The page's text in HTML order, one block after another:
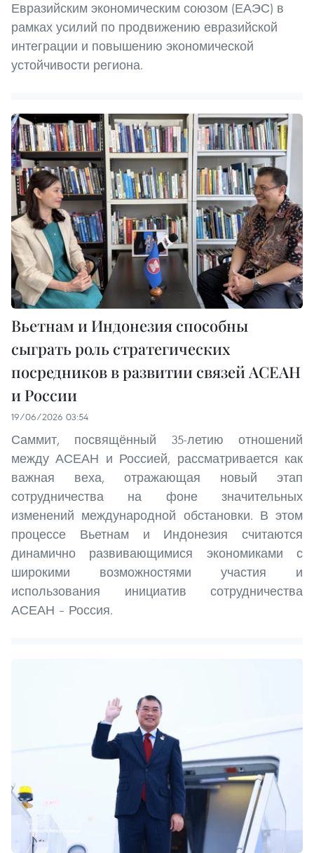
Евразийским экономическим союзом (ЕАЭС) в
рамках усилий по продвижению евразийской
интеграции и повышению экономической
устойчивости региона.
Вьетнам и Индонезия способны
сыграть роль стратегических
посредников в развитии связей АСЕАН
и России
19/06/2026 03:54
Саммит, посвящённый 35-летию отношений
между АСЕАН и Россией, рассматривается как
важная веха, отражающая новый этап
сотрудничества на фоне значительных
изменений международной обстановки. В этом
процессе Вьетнам и Индонезия считаются
динамично развивающимися экономиками с
широкими возможностями участия и
использования инициатив сотрудничества
АСЕАН – Россия.